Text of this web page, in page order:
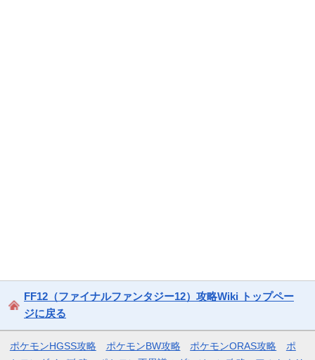
FF12（ファイナルファンタジー12）攻略Wiki トップペー
ジに戻る
ポケモンHGSS攻略 ポケモンBW攻略 ポケモンORAS攻略
ポ